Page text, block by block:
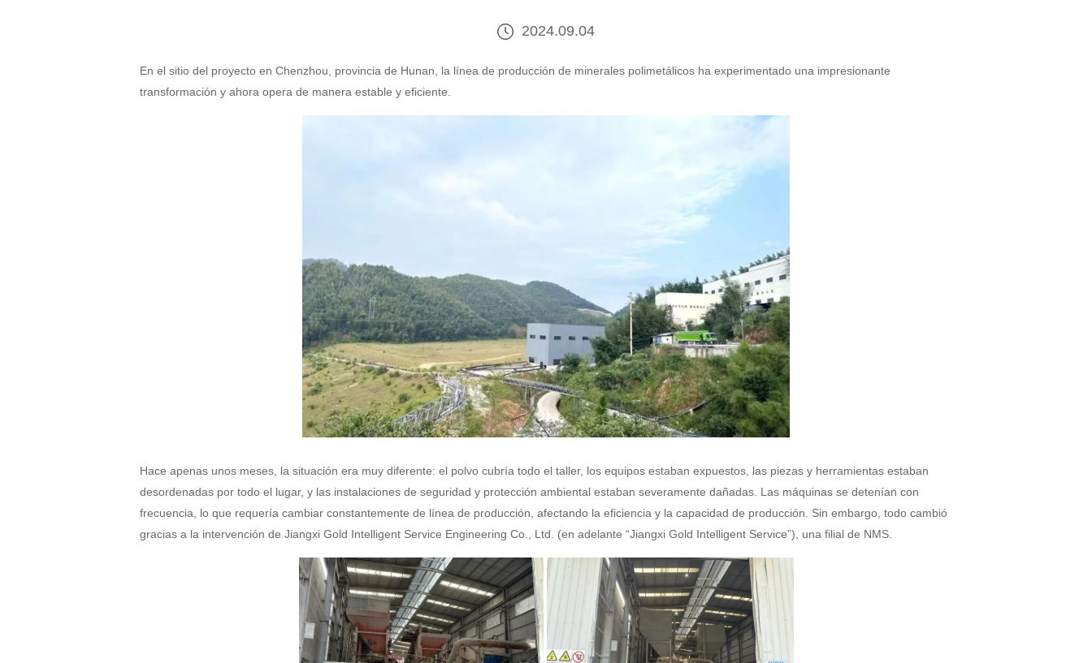
2024.09.04
En el sitio del proyecto en Chenzhou, provincia de Hunan, la línea de producción de minerales polimetálicos ha experimentado una impresionante
transformación y ahora opera de manera estable y eficiente.
Hace apenas unos meses, la situación era muy diferente: el polvo cubría todo el taller, los equipos estaban expuestos, las piezas y herramientas estaban
desordenadas por todo el lugar, y las instalaciones de seguridad y protección ambiental estaban severamente dañadas. Las máquinas se detenían con
frecuencia, lo que requería cambiar constantemente de línea de producción, afectando la eficiencia y la capacidad de producción. Sin embargo, todo cambió
gracias a la intervención de Jiangxi Gold Intelligent Service Engineering Co., Ltd. (en adelante “Jiangxi Gold Intelligent Service”), una filial de NMS.